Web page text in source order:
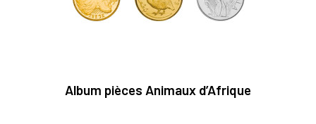
Album pièces Animaux d’Afrique